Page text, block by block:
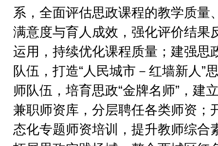
系，全面评估思政课程的教学质量
满意度与育人成效，强化评价结果
运用，持续优化课程质量；建强思
队伍，打造“人民城市－红墙新人”
师队伍，培育思政“金牌名师”，建
兼职师资库，分层聘任各类师资；
态化专题师资培训，提升教师综合